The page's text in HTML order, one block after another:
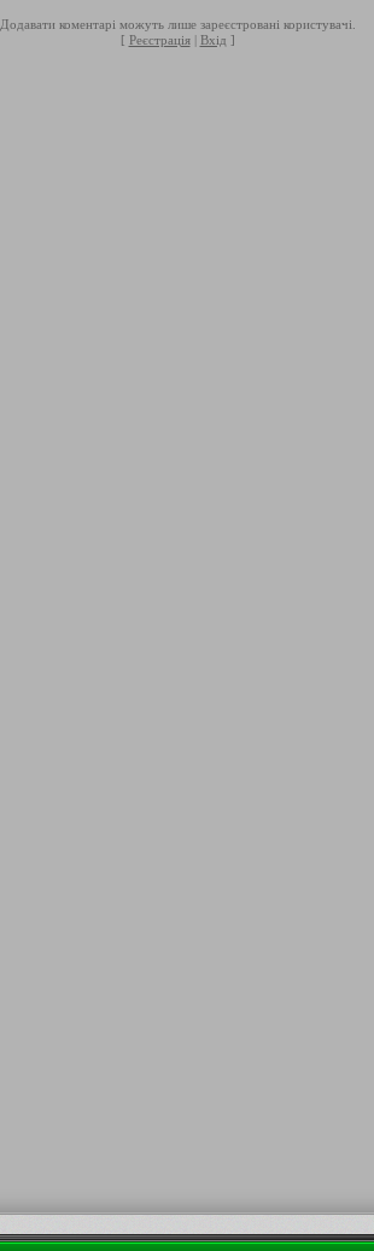
Додавати коментарі можуть лише зареєстровані користувачі.
[ Реєстрація| Вхід ]